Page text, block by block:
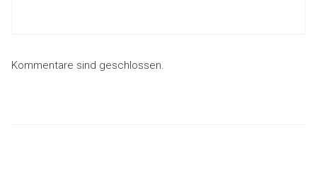
Kommentare sind geschlossen.